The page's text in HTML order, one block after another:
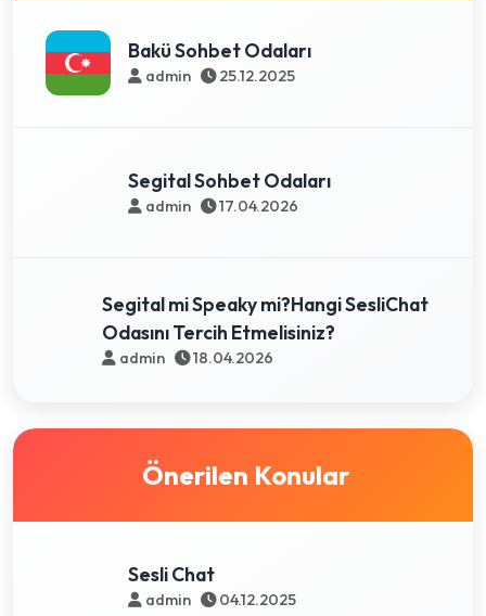
Bakü Sohbet Odaları
admin 25.12.2025
Segital Sohbet Odaları
admin 17.04.2026
Segital mi Speaky mi?Hangi SesliChat
Odasını Tercih Etmelisiniz?
admin 18.04.2026
Önerilen Konular
Sesli Chat
admin 04.12.2025